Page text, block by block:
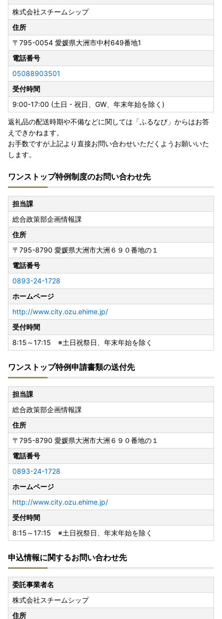
株式会社スチームシップ
住所
〒795-0054 愛媛県大洲市中村649番地1
電話番号
05088903501
受付時間
9:00-17:00 (土日・祝日、GW、年末年始を除く)
返礼品の配送時期や不備などに関しては「ふるなび」からはお答
えできかねます。
お手数ですが上記より直接お問い合わせいただくようお願いいた
します。
ワンストップ特例制度のお問い合わせ先
担当課
総合政策部企画情報課
住所
〒795-8790 愛媛県大洲市大洲６９０番地の１
電話番号
0893-24-1728
ホームページ
http://www.city.ozu.ehime.jp/
受付時間
8:15～17:15 ※土日祝祭日、年末年始を除く
ワンストップ特例申請書類の送付先
担当課
総合政策部企画情報課
住所
〒795-8790 愛媛県大洲市大洲６９０番地の１
電話番号
0893-24-1728
ホームページ
http://www.city.ozu.ehime.jp/
受付時間
8:15～17:15 ※土日祝祭日、年末年始を除く
申込情報に関するお問い合わせ先
委託事業者名
株式会社スチームシップ
住所